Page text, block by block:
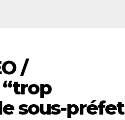
/
sous-préfet